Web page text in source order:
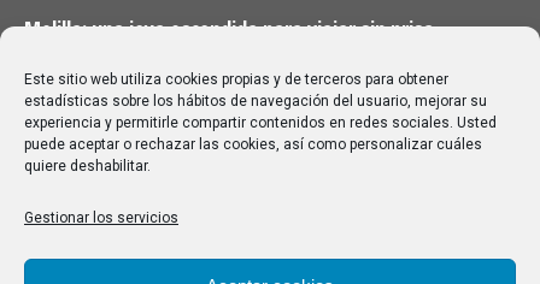
Este sitio web utiliza cookies propias y de terceros para obtener
estadísticas sobre los hábitos de navegación del usuario, mejorar su
experiencia y permitirle compartir contenidos en redes sociales. Usted
puede aceptar o rechazar las cookies, así como personalizar cuáles
quiere deshabilitar.
Gestionar los servicios
Melilla: una joya escondida para viajar sin prisa
28/07/2026
Buscar
Buscar:
Aviso Legal|Política de privacidad|Política de cookies